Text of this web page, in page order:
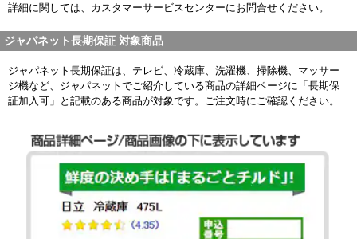
詳細に関しては、カスタマーサービスセンターにお問合せください。
ジャパネット長期保証 対象商品
ジャパネット長期保証は、テレビ、冷蔵庫、洗濯機、掃除機、マッサー
ジ機など、ジャパネットでご紹介している商品の詳細ページに「長期保
証加入可」と記載のある商品が対象です。ご注文時にご確認ください。